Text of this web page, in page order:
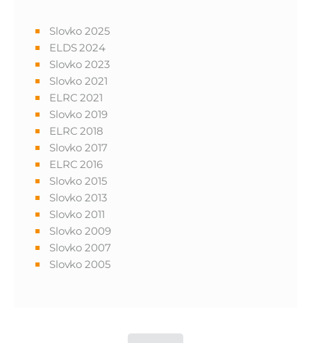
Slovko 2025
ELDS 2024
Slovko 2023
Slovko 2021
ELRC 2021
Slovko 2019
ELRC 2018
Slovko 2017
ELRC 2016
Slovko 2015
Slovko 2013
Slovko 2011
Slovko 2009
Slovko 2007
Slovko 2005